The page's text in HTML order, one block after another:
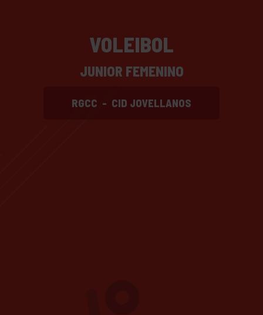
VOLEIBOL
JUNIOR FEMENINO
RGCC - CID JOVELLANOS